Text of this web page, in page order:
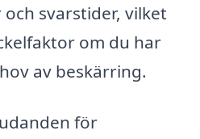
svarstider, vilket
om du har
av beskärring.
för